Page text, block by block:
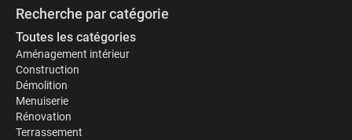
Recherche par catégorie
Toutes les catégories
Aménagement intérieur
Construction
Démolition
Menuiserie
Rénovation
Terrassement